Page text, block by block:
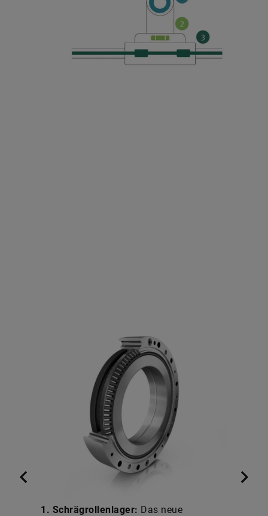
1. Schrägrollenlager: Das neue